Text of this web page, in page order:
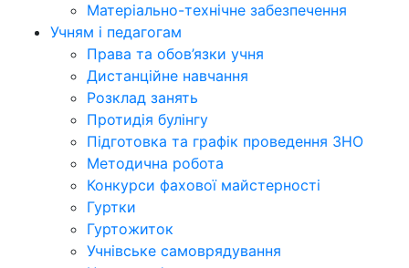
Матеріально-технічне забезпечення
Учням і педагогам
Права та обов’язки учня
Дистанційне навчання
Розклад занять
Протидія булінгу
Підготовка та графік проведення ЗНО
Методична робота
Конкурси фахової майстерності
Гуртки
Гуртожиток
Учнівське самоврядування